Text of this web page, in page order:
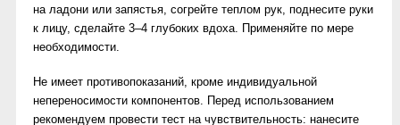
на ладони или запястья, согрейте теплом рук, поднесите руки
к лицу, сделайте 3–4 глубоких вдоха. Применяйте по мере
необходимости.
Не имеет противопоказаний, кроме индивидуальной
непереносимости компонентов. Перед использованием
рекомендуем провести тест на чувствительность: нанесите